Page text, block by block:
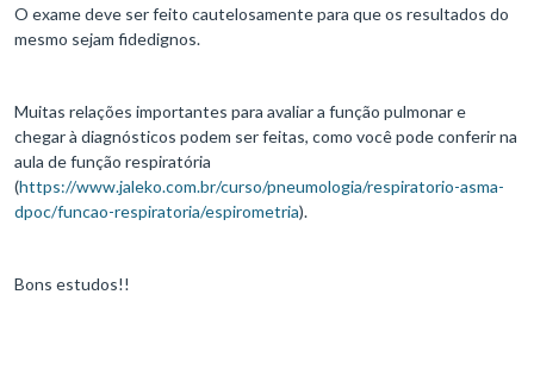
O exame deve ser feito cautelosamente para que os resultados do
mesmo sejam fidedignos.
Muitas relações importantes para avaliar a função pulmonar e
chegar à diagnósticos podem ser feitas, como você pode conferir na
aula de função respiratória
(https://www.jaleko.com.br/curso/pneumologia/respiratorio-asma-
dpoc/funcao-respiratoria/espirometria).
Bons estudos!!